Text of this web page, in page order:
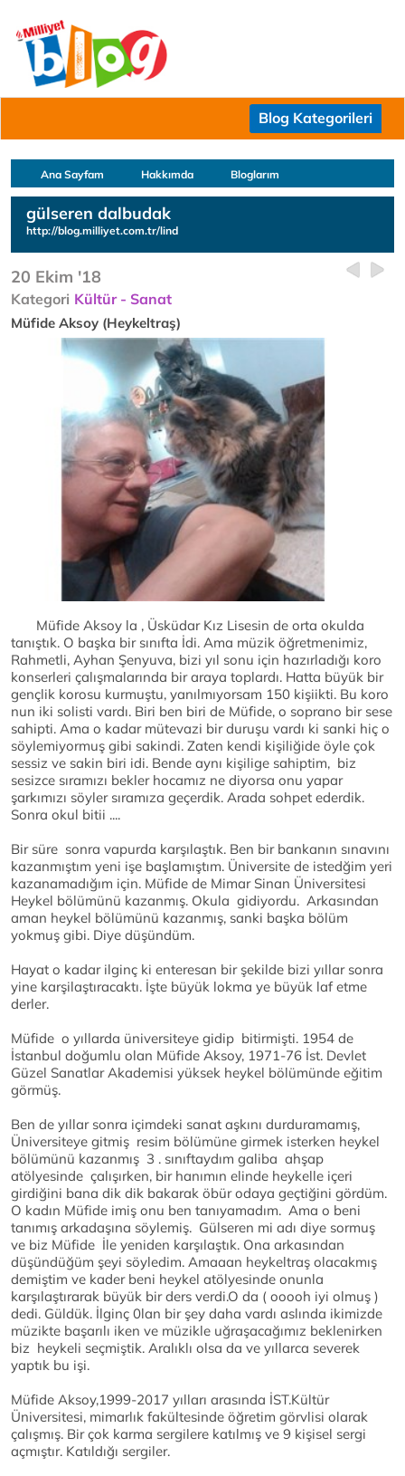
Blog Kategorileri
Ana Sayfam Hakkımda Bloglarım
gülseren dalbudak
http://blog.milliyet.com.tr/lind
20 Ekim '18
Kategori Kültür - Sanat
Müfide Aksoy (Heykeltraş)
Müfide Aksoy la , Üsküdar Kız Lisesin de orta okulda
tanıştık. O başka bir sınıfta İdi. Ama müzik öğretmenimiz,
Rahmetli, Ayhan Şenyuva, bizi yıl sonu için hazırladığı koro
konserleri çalışmalarında bir araya toplardı. Hatta büyük bir
gençlik korosu kurmuştu, yanılmıyorsam 150 kişiikti. Bu koro
nun iki solisti vardı. Biri ben biri de Müfide, o soprano bir sese
sahipti. Ama o kadar mütevazi bir duruşu vardı ki sanki hiç o
söylemiyormuş gibi sakindi. Zaten kendi kişiliğide öyle çok
sessiz ve sakin biri idi. Bende aynı kişilige sahiptim, biz
sesizce sıramızı bekler hocamız ne diyorsa onu yapar
şarkımızı söyler sıramıza geçerdik. Arada sohpet ederdik.
Sonra okul bitii ....
Bir süre sonra vapurda karşılaştık. Ben bir bankanın sınavını
kazanmıştım yeni işe başlamıştım. Üniversite de istedğim yeri
kazanamadığım için. Müfide de Mimar Sinan Üniversitesi
Heykel bölümünü kazanmış. Okula gidiyordu. Arkasından
aman heykel bölümünü kazanmış, sanki başka bölüm
yokmuş gibi. Diye düşündüm.
Hayat o kadar ilginç ki enteresan bir şekilde bizi yıllar sonra
yine karşilaştıracaktı. İşte büyük lokma ye büyük laf etme
derler.
Müfide o yıllarda üniversiteye gidip bitirmişti. 1954 de
İstanbul doğumlu olan Müfide Aksoy, 1971-76 İst. Devlet
Güzel Sanatlar Akademisi yüksek heykel bölümünde eğitim
görmüş.
Ben de yıllar sonra içimdeki sanat aşkını durduramamış,
Üniversiteye gitmiş resim bölümüne girmek isterken heykel
bölümünü kazanmış 3 . sınıftaydım galiba ahşap
atölyesinde çalışırken, bir hanımın elinde heykelle içeri
girdiğini bana dik dik bakarak öbür odaya geçtiğini gördüm.
O kadın Müfide imiş onu ben tanıyamadım. Ama o beni
tanımış arkadaşına söylemiş. Gülseren mi adı diye sormuş
ve biz Müfide İle yeniden karşılaştık. Ona arkasından
düşündüğüm şeyi söyledim. Amaaan heykeltraş olacakmış
demiştim ve kader beni heykel atölyesinde onunla
karşılaştırarak büyük bir ders verdi.O da ( ooooh iyi olmuş )
dedi. Güldük. İlginç 0lan bir şey daha vardı aslında ikimizde
müzikte başarılı iken ve müzikle uğraşacağımız beklenirken
biz heykeli seçmiştik. Aralıklı olsa da ve yıllarca severek
yaptık bu işi.
Müfide Aksoy,1999-2017 yılları arasında İST.Kültür
Üniversitesi, mimarlık fakültesinde öğretim görvlisi olarak
çalışmış. Bir çok karma sergilere katılmış ve 9 kişisel sergi
açmıştır. Katıldığı sergiler.